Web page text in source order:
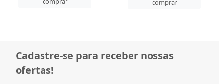
comprar
Cadastre-se para receber nossas
ofertas!